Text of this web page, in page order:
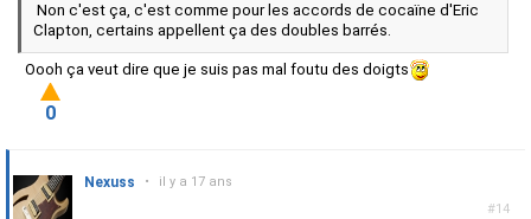
Non c'est ça, c'est comme pour les accords de cocaïne d'Eric
Clapton, certains appellent ça des doubles barrés.
Oooh ça veut dire que je suis pas mal foutu des doigts
0
#14
Nexuss • il y a 17 ans